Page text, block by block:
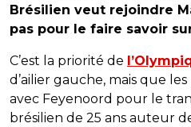
Brésilien veut rejoindre
pas pour le faire savoir
C’est la priorité de
d’ailier gauche, mais que
avec Feyenoord pour le
brésilien de 25 ans auteur